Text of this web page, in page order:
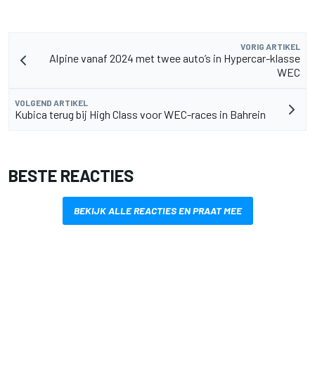
VORIG ARTIKEL
Alpine vanaf 2024 met twee auto’s in Hypercar-klasse
WEC
VOLGEND ARTIKEL
Kubica terug bij High Class voor WEC-races in Bahrein
BESTE REACTIES
BEKIJK ALLE REACTIES EN PRAAT MEE